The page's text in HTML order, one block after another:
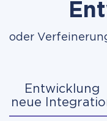
oder
Entwicklung
neue